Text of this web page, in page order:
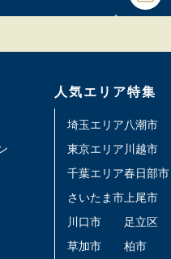
人気エリア特集
埼玉エリア
東京エリア
千葉エリア
さいたま市
川口市
草加市
八潮市
川越市
春日部市
上尾市
足立区
柏市